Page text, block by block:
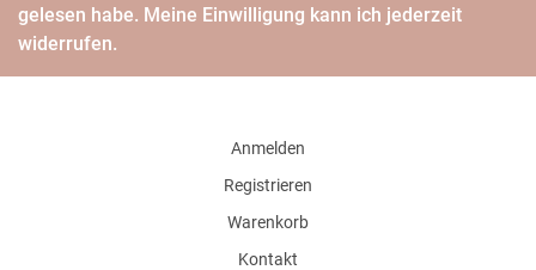
gelesen habe. Meine Einwilligung kann ich jederzeit
widerrufen.
Anmelden
Registrieren
Warenkorb
Kontakt